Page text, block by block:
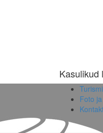
Kasulikud
Foto